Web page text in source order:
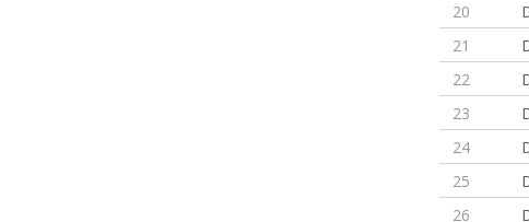
20
21
22
23
24
25
26